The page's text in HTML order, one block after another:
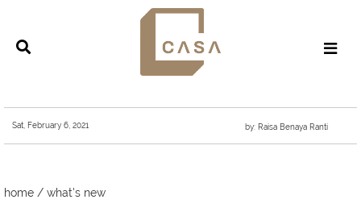
Sat, February 6, 2021 by: Raisa Benaya Ranti
home / what's new